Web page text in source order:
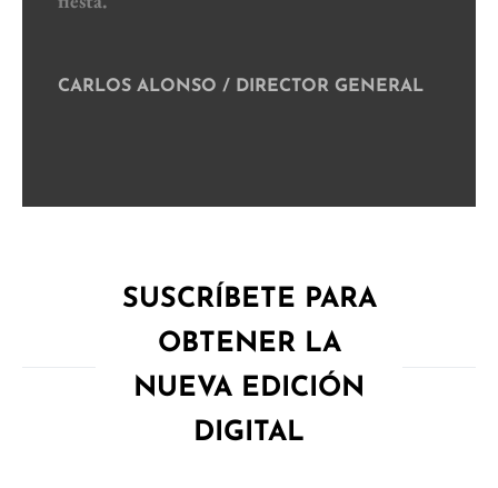
CARLOS ALONSO / DIRECTOR GENERAL
SUSCRÍBETE PARA
OBTENER LA
NUEVA EDICIÓN
DIGITAL